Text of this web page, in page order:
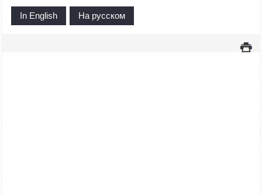
In English На русском